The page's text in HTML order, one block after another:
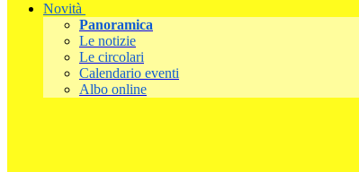
Novità
Panoramica
Le notizie
Le circolari
Calendario eventi
Albo online